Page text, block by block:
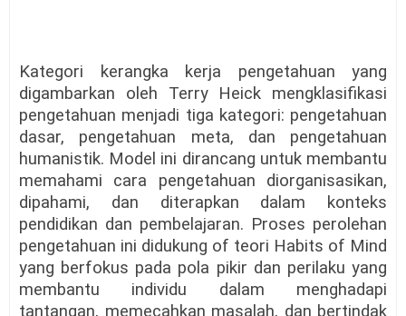
Kategori kerangka kerja pengetahuan yang
digambarkan oleh Terry Heick mengklasifikasi
pengetahuan menjadi tiga kategori: pengetahuan
dasar, pengetahuan meta, dan pengetahuan
humanistik. Model ini dirancang untuk membantu
memahami cara pengetahuan diorganisasikan,
dipahami, dan diterapkan dalam konteks
pendidikan dan pembelajaran. Proses perolehan
pengetahuan ini didukung of teori Habits of Mind
yang berfokus pada pola pikir dan perilaku yang
membantu individu dalam menghadapi
tantangan, memecahkan masalah, dan bertindak